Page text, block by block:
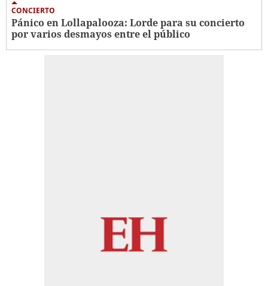
CONCIERTO
Pánico en Lollapalooza: Lorde para su concierto
por varios desmayos entre el público